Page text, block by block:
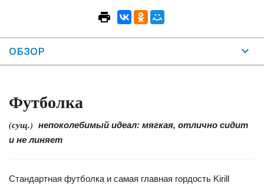
ОБЗОР
Футболка
(сущ.) непоколебимый идеал: мягкая, отлично сидит
и не линяет
Стандартная футболка и самая главная гордость Kirill